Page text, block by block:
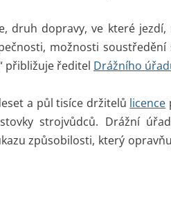
druh dopravy, ve které
možnosti soustředění
přibližuje ředitel Drážního
a půl tisíce držitelů licence
strojvůdců. Drážní
způsobilosti, který